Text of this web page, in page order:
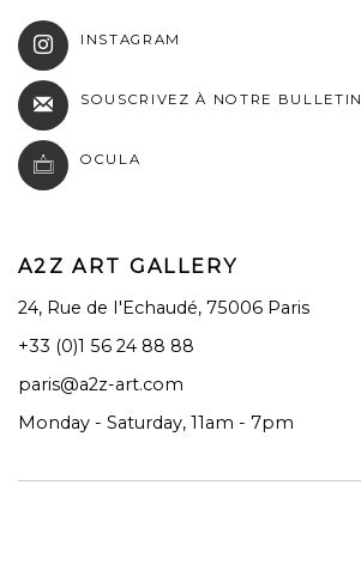
INSTAGRAM
SOUSCRIVEZ À NOTRE BULLETIN
OCULA
A2Z ART GALLERY
24, Rue de I'Echaudé, 75006 Paris
+33 (0)1 56 24 88 88
paris@a2z-art.com
Monday - Saturday, 11am - 7pm